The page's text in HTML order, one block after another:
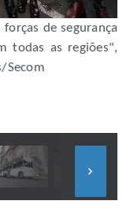
de segurança
todas as regiões",
Secom
keyboard_arrow_right